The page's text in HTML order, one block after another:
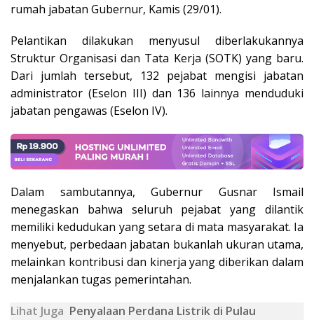
rumah jabatan Gubernur, Kamis (29/01).
Pelantikan dilakukan menyusul diberlakukannya
Struktur Organisasi dan Tata Kerja (SOTK) yang baru.
Dari jumlah tersebut, 132 pejabat mengisi jabatan
administrator (Eselon III) dan 136 lainnya menduduki
jabatan pengawas (Eselon IV).
Dalam sambutannya, Gubernur Gusnar Ismail
menegaskan bahwa seluruh pejabat yang dilantik
memiliki kedudukan yang setara di mata masyarakat. Ia
menyebut, perbedaan jabatan bukanlah ukuran utama,
melainkan kontribusi dan kinerja yang diberikan dalam
menjalankan tugas pemerintahan.
Lihat Juga Penyalaan Perdana Listrik di Pulau